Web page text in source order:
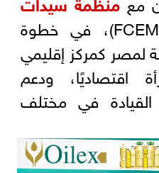
(FCEM)، في خطوة
لمصر كمركز إقليمي
اقتصاديًا، ودعم
في مختلف